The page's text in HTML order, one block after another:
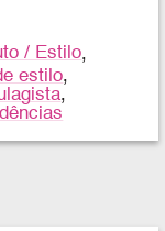
/ Estilo,
estilo,
,